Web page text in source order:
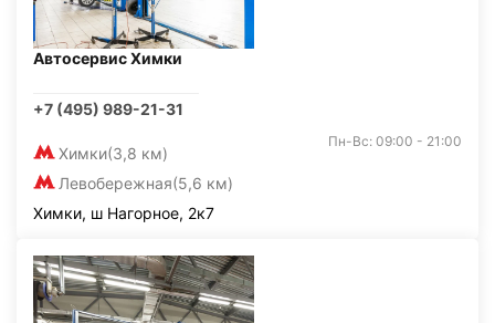
Автосервис Химки
+7 (495) 989-21-31
Химки(3,8 км)
Левобережная(5,6 км)
Пн-Вс: 09:00 - 21:00
Химки, ш Нагорное, 2к7